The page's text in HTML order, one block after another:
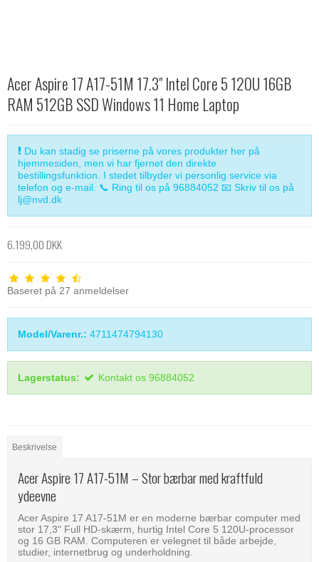
Acer Aspire 17 A17-51M 17.3" Intel Core 5 120U 16GB
RAM 512GB SSD Windows 11 Home Laptop
Du kan stadig se priserne på vores produkter her på
hjemmesiden, men vi har fjernet den direkte
bestillingsfunktion. I stedet tilbyder vi personlig service via
telefon og e-mail. 📞 Ring til os på 96884052 📧 Skriv til os på
lj@nvd.dk
6.199,00 DKK
Baseret på 27 anmeldelser
Model/Varenr.: 4711474794130
Lagerstatus: Kontakt os 96884052
Beskrivelse
Acer Aspire 17 A17-51M – Stor bærbar med kraftfuld
ydeevne
Acer Aspire 17 A17-51M er en moderne bærbar computer med
stor 17,3" Full HD-skærm, hurtig Intel Core 5 120U-processor
og 16 GB RAM. Computeren er velegnet til både arbejde,
studier, internetbrug og underholdning.